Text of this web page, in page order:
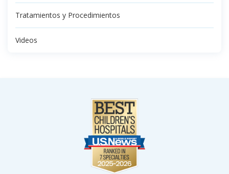
Tratamientos y Procedimientos
Videos